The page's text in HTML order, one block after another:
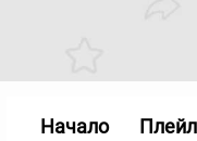
Начало